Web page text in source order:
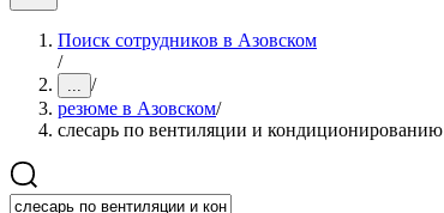
Поиск сотрудников в Азовском
/
... /
резюме в Азовском/
слесарь по вентиляции и кондиционированию